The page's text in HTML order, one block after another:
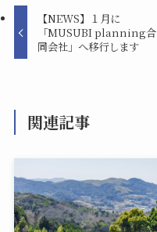
【NEWS】１月に
「MUSUBI planning合
同会社」へ移行します
関連記事